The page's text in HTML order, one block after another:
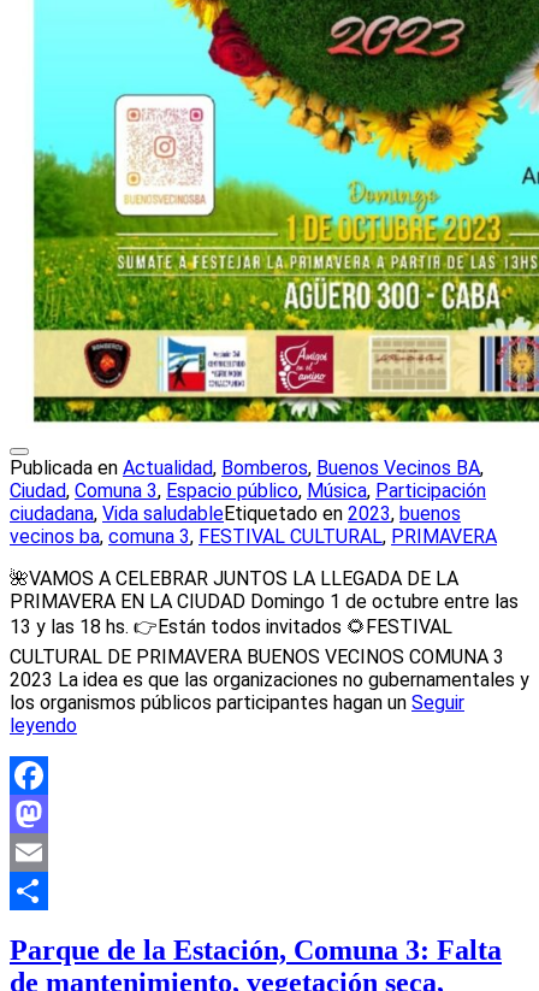
Publicada en Actualidad, Bomberos, Buenos Vecinos BA,
Ciudad, Comuna 3, Espacio público, Música, Participación
ciudadana, Vida saludableEtiquetado en 2023, buenos
vecinos ba, comuna 3, FESTIVAL CULTURAL, PRIMAVERA
🌺VAMOS A CELEBRAR JUNTOS LA LLEGADA DE LA
PRIMAVERA EN LA CIUDAD Domingo 1 de octubre entre las
13 y las 18 hs. 👉Están todos invitados 🌻FESTIVAL
CULTURAL DE PRIMAVERA BUENOS VECINOS COMUNA 3
2023 La idea es que las organizaciones no gubernamentales y
los organismos públicos participantes hagan un Seguir
leyendo
Facebook
Mastodon
Email
Parque de la Estación, Comuna 3: Falta
de mantenimiento, vegetación seca,